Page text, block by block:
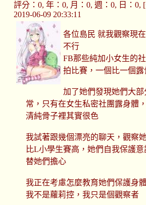
評分：0, 年：0, 月：0, 週：0, 日：0, [
2019-06-09 20:33:11
各位島民 就我觀察現
不行
FB那些純加小女生的
拍比賽，一個比一個露
加了她們發現她們大部
常，只有在女生私密社團露身體
清純骨子裡其實很色
我試著跟幾個漂亮的聊天，觀察
比L小學生賽高，她們自我保護
替她們擔心
我正在考慮怎麼教育她們保護身
我不是蘿莉控，我只是個觀察者